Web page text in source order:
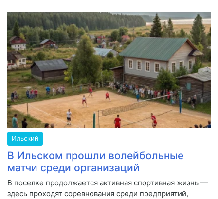
Ильский
В Ильском прошли волейбольные
матчи среди организаций
В поселке продолжается активная спортивная жизнь —
здесь проходят соревнования среди предприятий,